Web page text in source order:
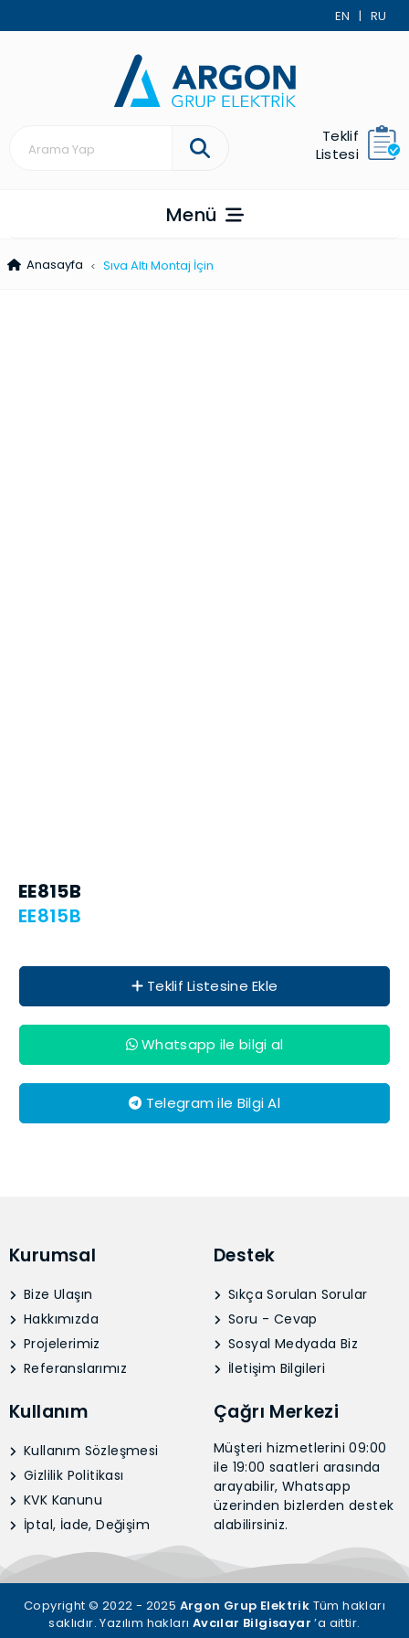
EN | RU
Teklif
Listesi
Menü
Anasayfa Sıva Altı Montaj İçin
EE815B
EE815B
Teklif Listesine Ekle
Whatsapp ile bilgi al
Telegram ile Bilgi Al
Kurumsal
Bize Ulaşın
Hakkımızda
Projelerimiz
Referanslarımız
Destek
Sıkça Sorulan Sorular
Soru - Cevap
Sosyal Medyada Biz
İletişim Bilgileri
Kullanım
Kullanım Sözleşmesi
Gizlilik Politikası
KVK Kanunu
İptal, İade, Değişim
Çağrı Merkezi
Müşteri hizmetlerini 09:00
ile 19:00 saatleri arasında
arayabilir, Whatsapp
üzerinden bizlerden destek
alabilirsiniz.
Copyright © 2022 - 2025 Argon Grup Elektrik Tüm hakları
saklıdır. Yazılım hakları Avcılar Bilgisayar ’a aittir.